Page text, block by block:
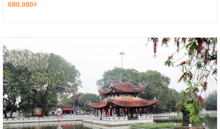
680.000₫